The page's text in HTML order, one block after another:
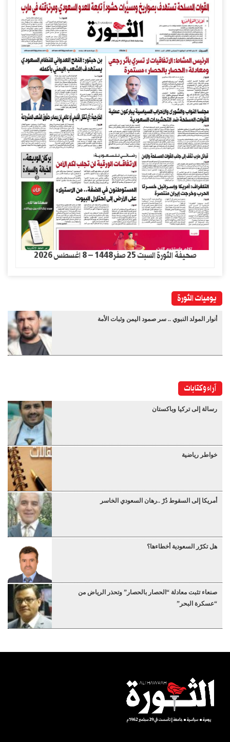
صحيفة الثورة السبت 25 صفر1448 – 8 اغسطس 2026
يوميات الثورة
أنوار المولد النبوي .. سر صمود اليمن وثبات الأمة
آراء وكتابات
رسالة إلى تركيا وباكستان
خواطر رياضية
أمريكا إلى السقوط دُرْ ..رهان السعودي الخاسر
هل تكرّر السعودية أخطاءها؟
صنعاء تثبت معادلة “الحصار بالحصار” وتحذر الرياض من
“عسكرة البحر”